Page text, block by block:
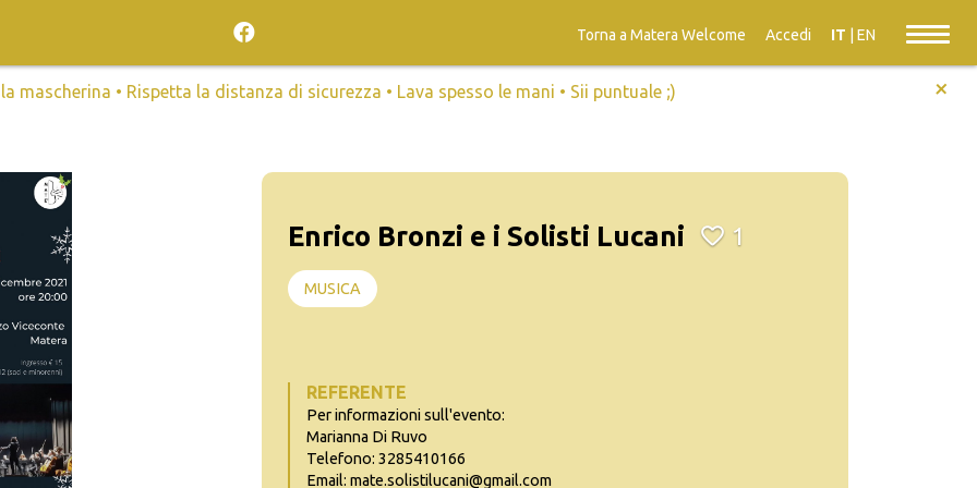
Torna a Matera Welcome Accedi IT EN
la mascherina • Rispetta la distanza di sicurezza • Lava spesso le mani • Sii puntuale ;) +
Enrico Bronzi e i Solisti Lucani 1
MUSICA
REFERENTE
Per informazioni sull'evento:
Marianna Di Ruvo
Telefono: 3285410166
Email: mate.solistilucani@gmail.com